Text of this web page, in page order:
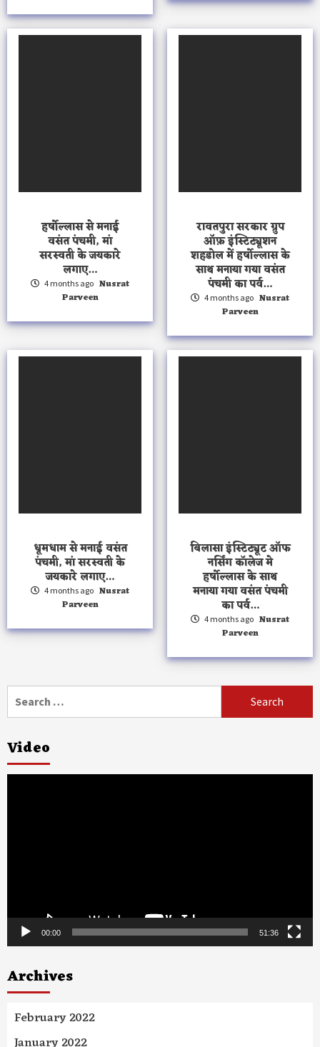
हर्षोल्लास से मनाई
वसंत पंचमी, मां
सरस्वती के जयकारे
लगाए…
4 months ago Nusrat
Parveen
रावतपुरा सरकार ग्रुप
ऑफ़ इंस्टिट्यूशन
शहडोल में हर्षोल्लास के
साथ मनाया गया वसंत
पंचमी का पर्व…
4 months ago Nusrat
Parveen
धूमधाम से मनाई वसंत
पंचमी, मां सरस्वती के
जयकारे लगाए…
4 months ago Nusrat
Parveen
बिलासा इंस्टिट्यूट ऑफ
नर्सिंग कॉलेज मे
हर्षोल्लास के साथ
मनाया गया वसंत पंचमी
का पर्व…
4 months ago Nusrat
Parveen
Search
for:
Video
00:00 51:36
Archives
February 2022